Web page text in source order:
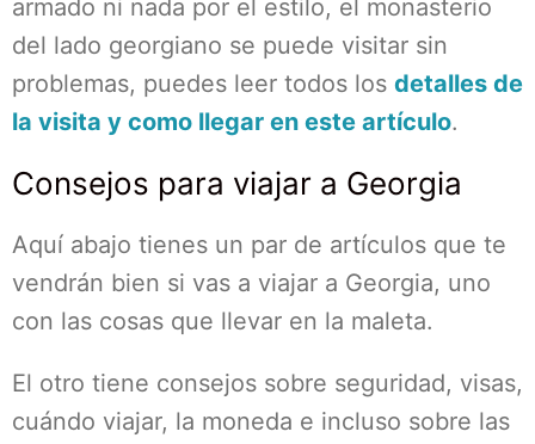
armado ni nada por el estilo, el monasterio
del lado georgiano se puede visitar sin
problemas, puedes leer todos los detalles de
la visita y como llegar en este artículo.
Consejos para viajar a Georgia
Aquí abajo tienes un par de artículos que te
vendrán bien si vas a viajar a Georgia, uno
con las cosas que llevar en la maleta.
El otro tiene consejos sobre seguridad, visas,
cuándo viajar, la moneda e incluso sobre las